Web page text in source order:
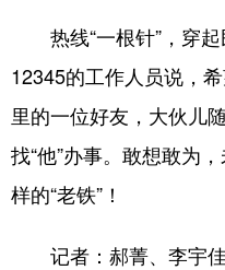
热线“一根针”，穿起
12345的工作人员说，
里的一位好友，大伙儿
找“他”办事。敢想敢为
样的“老铁”！
记者：郝菁、李宇佳